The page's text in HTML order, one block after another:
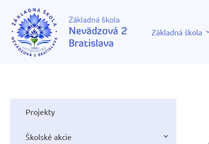
Základná škola
Nevädzová 2
Bratislava
Základná škola
Projekty
Školské akcie